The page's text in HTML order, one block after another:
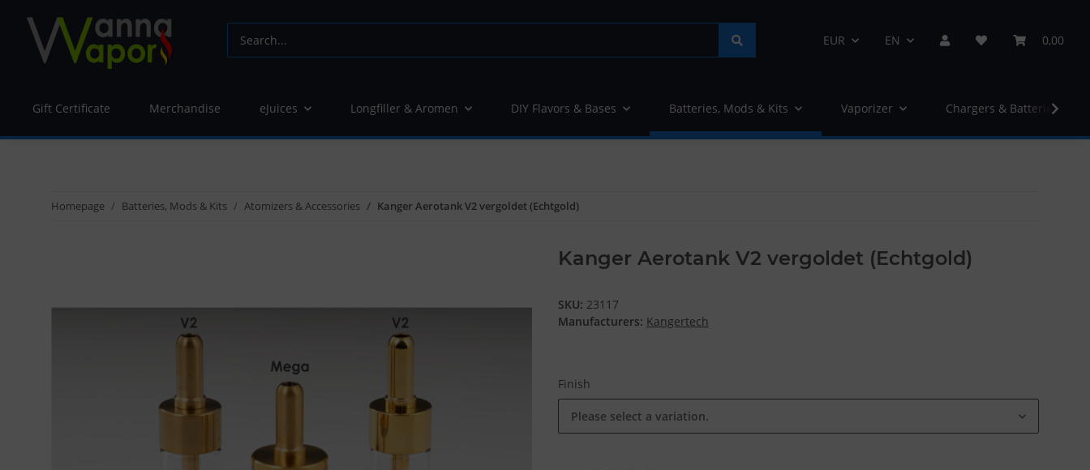
EUR EN 0,00
Gift Certificate Merchandise eJuices Longfiller & Aromen DIY Flavors & Bases Batteries, Mods & Kits Vaporizer Chargers & Batteries
Homepage Batteries, Mods & Kits Atomizers & Accessories Kanger Aerotank V2 vergoldet (Echtgold)
Kanger Aerotank V2 vergoldet (Echtgold)
SKU: 23117
Manufacturers: Kangertech
Finish
Please select a variation.